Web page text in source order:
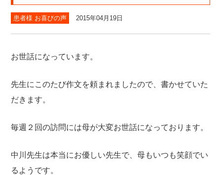
患者様 お喜びの声 2015年04月19日
お世話になっています。
先生にこのたび作文を頼まれましたので、書かせていた
だきます。
毎週２回の訪問には母が大変お世話になっております。
中川先生は本当にお優しい先生で、母もいつも笑顔でい
るようです。